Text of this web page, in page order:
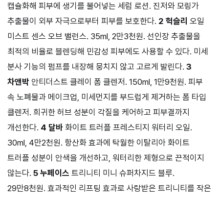
캡슐화해 피부에 생기를 불어넣는 세럼 로션. 진저와 모링가
추출물이 외부 자극으로부터 피부를 보호한다. 2 헉슬리 오일
미스트 센스 오브 밸런스. 35ml, 2만3천원. 선인장 추출물을
최적의 비율로 블렌딩해 민감성 피부에도 사용할 수 있다. 미세
분사 기능의 펌프를 내장해 뭉치지 않고 고르게 발린다. 3
차앤박 안티더스트 클레이 폼 클렌저. 150ml, 1만9천원. 피부
속 노폐물과 메이크업, 미세먼지를 부드럽게 제거하는 폼 타입
클렌저. 희귀한 허브 성분이 각질을 케어하고 피부결까지
개선한다. 4 달바 화이트 트러플 프레스티지 워터리 오일.
30ml, 4만2천원. 항산화 효과에 탁월한 이탈리아 화이트
트러플 성분이 안색을 개선하고, 워터리한 제형으로 끈적이지
않는다. 5 누페이스 트리니티 미니 슈퍼차지드 블루.
29만8천원. 효과적인 리프팅 효과로 사랑받은 트리니티를 작은